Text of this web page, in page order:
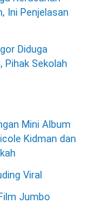
Ini Penjelasan
Diduga
Pihak Sekolah
Mini Album
Kidman dan
Viral
Jumbo